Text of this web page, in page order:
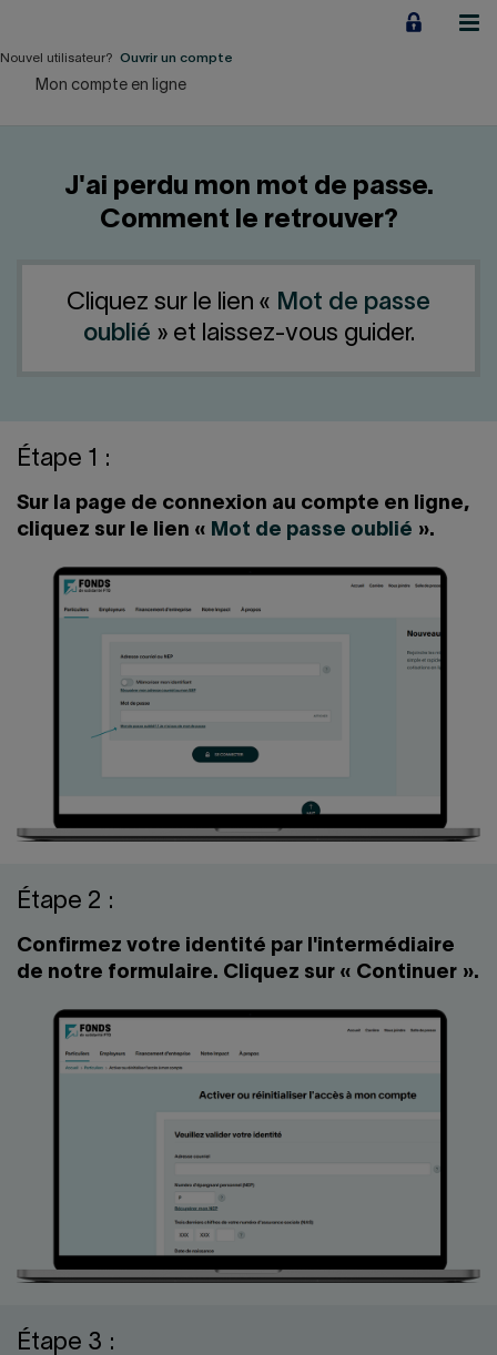
contenu
Financement d'entreprise
À propos
Accueil
Nous joindre Salle de presse
Nouvel utilisateur? Ouvrir un compte
Mon compte en ligne
J'ai perdu mon mot de passe.
Comment le retrouver?
Cliquez sur le lien « Mot de passe
oublié » et laissez-vous guider.
Étape 1 :
Sur la page de connexion au compte en ligne,
cliquez sur le lien « Mot de passe oublié ».
Étape 2 :
Confirmez votre identité par l'intermédiaire
de notre formulaire. Cliquez sur « Continuer ».
Étape 3 :